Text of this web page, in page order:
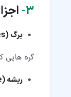
۳‏-
برگ (
گره هایی
ریشه (